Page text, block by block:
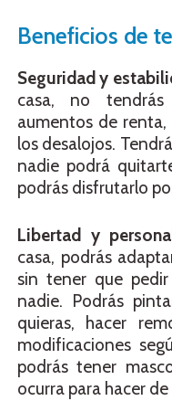
Beneficios de
Seguridad y
casa, no
aumentos de
los desalojos.
nadie podrá
podrás disfrutarlo
Libertad y
casa, podrás
sin tener que
nadie. Podrás
quieras, hacer
modificaciones
podrás tener
ocurra para hacer